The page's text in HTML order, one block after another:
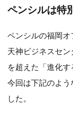
ペンシルは特
ペンシルの福岡
天神ビジネスセ
を超えた「進化す
今回は下記のよう
した。